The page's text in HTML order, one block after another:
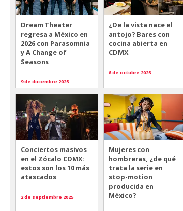
Dream Theater
regresa a México en
2026 con Parasomnia
y A Change of
Seasons
9 de diciembre 2025
¿De la vista nace el
antojo? Bares con
cocina abierta en
CDMX
6 de octubre 2025
Conciertos masivos
en el Zócalo CDMX:
estos son los 10 más
atascados
2 de septiembre 2025
Mujeres con
hombreras, ¿de qué
trata la serie en
stop-motion
producida en
México?